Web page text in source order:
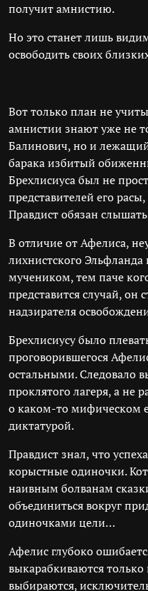
получит амнистию.
Но это станет лишь
освободить своих
Вот только план не
амнистии знают уже не
Балинович, но и
барака избитый
Брехлисиуса был не
представителей его
Правдист обязан
В отличие от Афелиса,
лихнистского Эльфланда
мучеником, тем паче
представится случай, он
надзирателя
Брехлисиусу было
проговорившегося
остальными. Следовало
проклятого лагеря, а не
о каком-то мифическом
диктатурой.
Правдист знал, что
корыстные одиночки.
наивным болванам
объединиться вокруг
одиночками цели…
Афелис глубоко
выкарабкиваются
выбираются,